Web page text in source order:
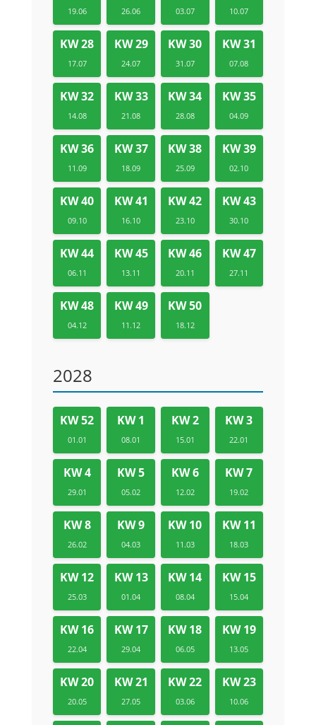
19.06 26.06 03.07 10.07
KW 28
17.07
KW 29
24.07
KW 30
31.07
KW 31
07.08
KW 32
14.08
KW 33
21.08
KW 34
28.08
KW 35
04.09
KW 36
11.09
KW 37
18.09
KW 38
25.09
KW 39
02.10
KW 40
09.10
KW 41
16.10
KW 42
23.10
KW 43
30.10
KW 44
06.11
KW 45
13.11
KW 46
20.11
KW 47
27.11
KW 48
04.12
KW 49
11.12
KW 50
18.12
2028
KW 52
01.01
KW 1
08.01
KW 2
15.01
KW 3
22.01
KW 4
29.01
KW 5
05.02
KW 6
12.02
KW 7
19.02
KW 8
26.02
KW 9
04.03
KW 10
11.03
KW 11
18.03
KW 12
25.03
KW 13
01.04
KW 14
08.04
KW 15
15.04
KW 16
22.04
KW 17
29.04
KW 18
06.05
KW 19
13.05
KW 20
20.05
KW 21
27.05
KW 22
03.06
KW 23
10.06